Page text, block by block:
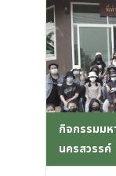
กิจกรรมมห
นครสวรรค์